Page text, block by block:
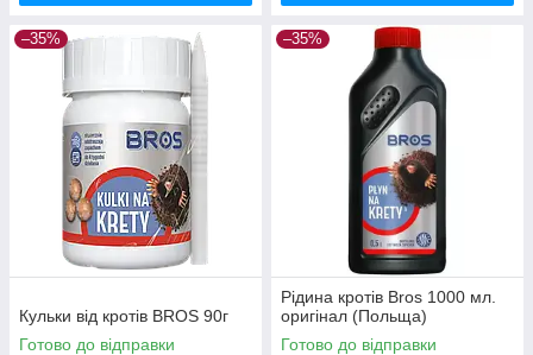
–35%
Кульки від кротів BROS 90г
Готово до відправки
–35%
Рідина кротів Bros 1000 мл.
оригінал (Польща)
Готово до відправки